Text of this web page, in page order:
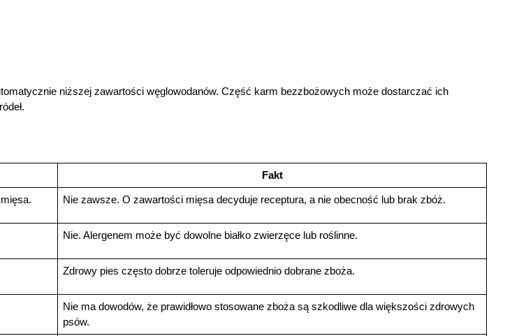
niższej zawartości węglowodanów. Część karm bezzbożowych może dostarczać ich
Fakt
Nie zawsze. O zawartości mięsa decyduje receptura, a nie obecność lub brak zbóż.
Nie. Alergenem może być dowolne białko zwierzęce lub roślinne.
Zdrowy pies często dobrze toleruje odpowiednio dobrane zboża.
Nie ma dowodów, że prawidłowo stosowane zboża są szkodliwe dla większości zdrowych
psów.